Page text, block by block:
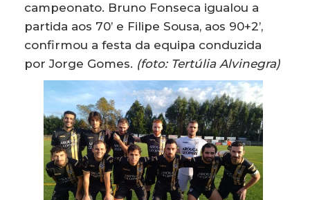
campeonato. Bruno Fonseca igualou a
partida aos 70’ e Filipe Sousa, aos 90+2’,
confirmou a festa da equipa conduzida
por Jorge Gomes. (foto: Tertúlia Alvinegra)